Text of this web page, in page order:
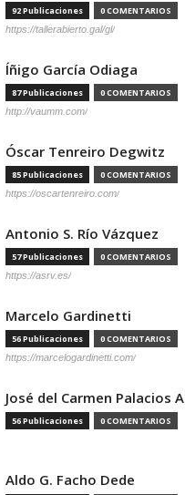
92 Publicaciones 0 COMENTARIOS
https://tallerabierto.gal/gl/
Íñigo García Odiaga
87 Publicaciones 0 COMENTARIOS
http://vaumm.com/
Óscar Tenreiro Degwitz
85 Publicaciones 0 COMENTARIOS
https://oscartenreiro.com/
Antonio S. Río Vázquez
57 Publicaciones 0 COMENTARIOS
https://asrv.es/
Marcelo Gardinetti
56 Publicaciones 0 COMENTARIOS
https://marcelogardinetti.com/
José del Carmen Palacios
56 Publicaciones 0 COMENTARIOS
Aldo G. Facho Dede